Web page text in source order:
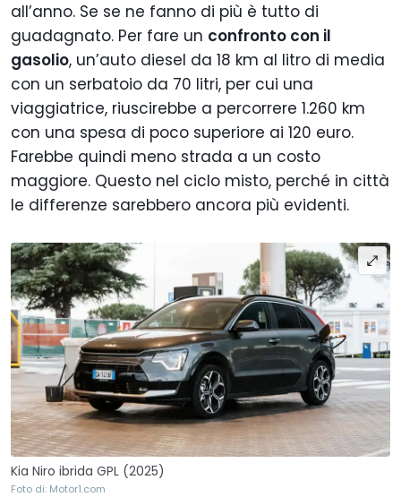
all’anno. Se se ne fanno di più è tutto di
guadagnato. Per fare un confronto con il
gasolio, un’auto diesel da 18 km al litro di media
con un serbatoio da 70 litri, per cui una
viaggiatrice, riuscirebbe a percorrere 1.260 km
con una spesa di poco superiore ai 120 euro.
Farebbe quindi meno strada a un costo
maggiore. Questo nel ciclo misto, perché in città
le differenze sarebbero ancora più evidenti.
Kia Niro ibrida GPL (2025)
Foto di: Motor1.com